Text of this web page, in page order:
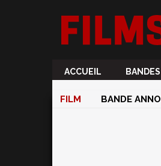
ACCUEIL
FILM BANDE